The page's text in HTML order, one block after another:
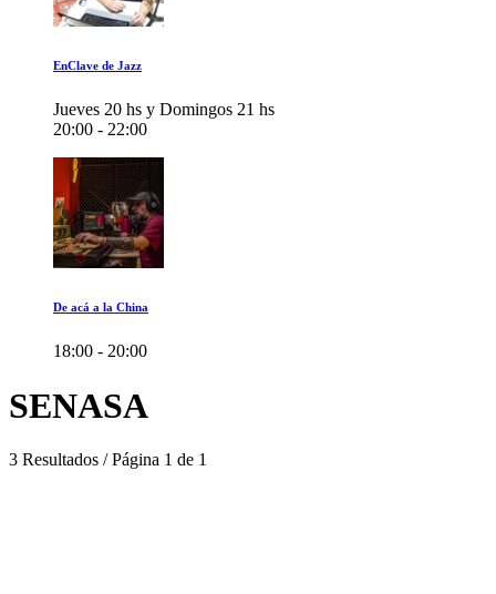
EnClave de Jazz
Jueves 20 hs y Domingos 21 hs
20:00 - 22:00
De acá a la China
18:00 - 20:00
SENASA
3 Resultados / Página 1 de 1